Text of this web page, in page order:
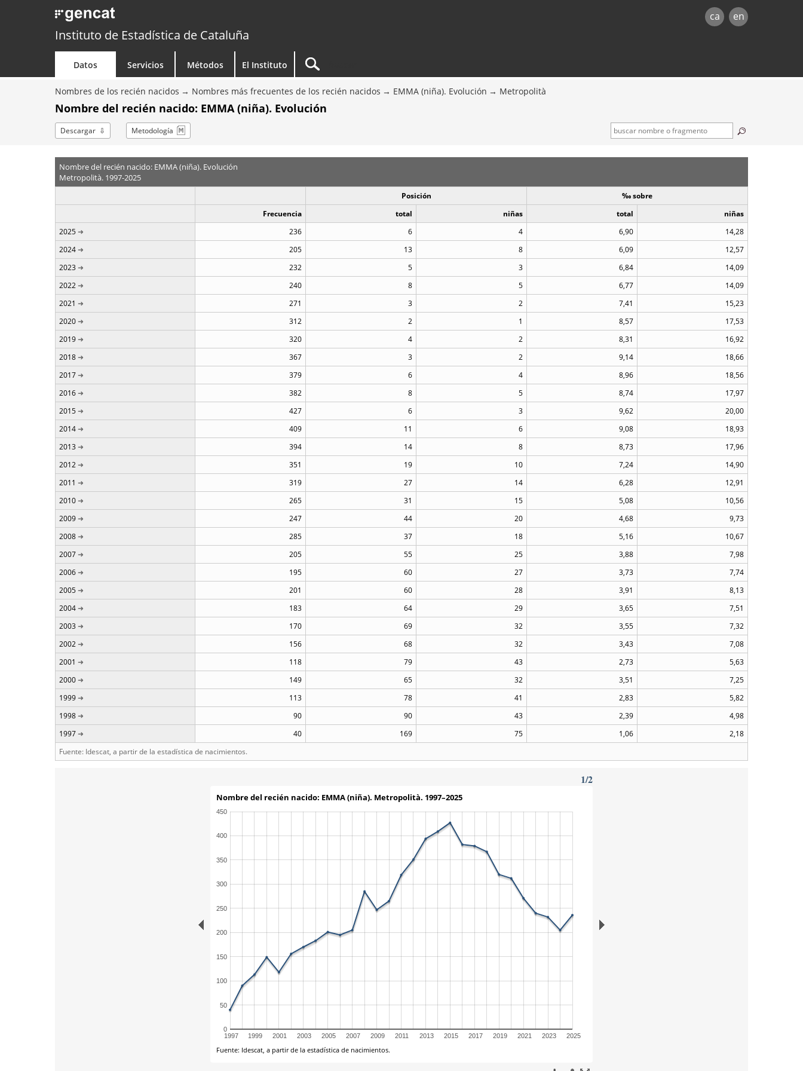
ca en
Instituto de Estadística de Cataluña
Datos Servicios Métodos El Instituto
Nombres de los recién nacidos Nombres más frecuentes de los recién nacidos EMMA (niña). Evolución Metropolità
Nombre del recién nacido: EMMA (niña). Evolución
Descargar Metodología
Nombre del recién nacido: EMMA (niña). Evolución
Metropolità. 1997-2025
Posición
‰ sobre
Frecuencia
total niñas total
niñas
2025
236 6 4 6,90
14,28
2024
205 13 8 6,09
12,57
2023
232 5 3 6,84
14,09
2022
240 8 5 6,77
14,09
2021
271 3 2 7,41
15,23
2020
312 2 1 8,57
17,53
2019
320 4 2 8,31
16,92
2018
367 3 2 9,14
18,66
2017
379 6 4 8,96
18,56
2016
382 8 5 8,74
17,97
2015
427 6 3 9,62
20,00
2014
409 11 6 9,08
18,93
2013
394 14 8 8,73
17,96
2012
351 19 10 7,24
14,90
2011
319 27 14 6,28
12,91
2010
265 31 15 5,08
10,56
2009
247 44 20 4,68
9,73
2008
285 37 18 5,16
10,67
2007
205 55 25 3,88
7,98
2006
195 60 27 3,73
7,74
2005
201 60 28 3,91
8,13
2004
183 64 29 3,65
7,51
2003
170 69 32 3,55
7,32
2002
156 68 32 3,43
7,08
2001
118 79 43 2,73
5,63
2000
149 65 32 3,51
7,25
1999
113 78 41 2,83
5,82
1998
90 90 43 2,39
4,98
1997
40 169 75 1,06
2,18
Fuente: Idescat, a partir de la estadística de nacimientos.